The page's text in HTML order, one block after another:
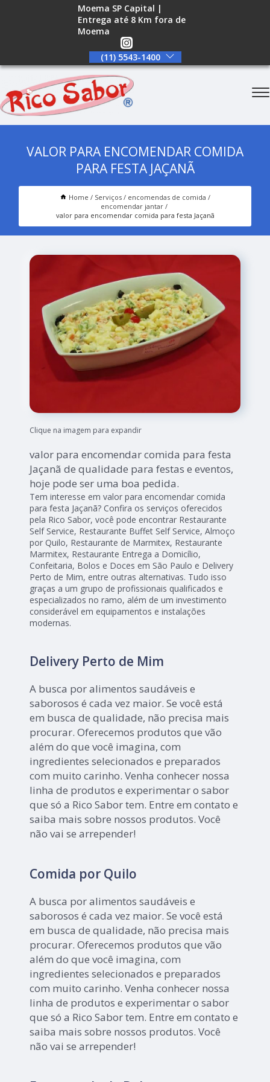
Moema SP Capital |
Entrega até 8 Km fora de
Moema
(11) 5543-1400
VALOR PARA ENCOMENDAR COMIDA
PARA FESTA JAÇANÃ
Home Serviços
encomendas de comida
encomendar jantar
valor para encomendar comida para festa Jaçanã
Clique na imagem para expandir
valor para encomendar comida para festa
Jaçanã de qualidade para festas e eventos,
hoje pode ser uma boa pedida.
Tem interesse em valor para encomendar comida
para festa Jaçanã? Confira os serviços oferecidos
pela Rico Sabor, você pode encontrar Restaurante
Self Service, Restaurante Buffet Self Service, Almoço
por Quilo, Restaurante de Marmitex, Restaurante
Marmitex, Restaurante Entrega a Domicílio,
Confeitaria, Bolos e Doces em São Paulo e Delivery
Perto de Mim, entre outras alternativas. Tudo isso
graças a um grupo de profissionais qualificados e
especializados no ramo, além de um investimento
considerável em equipamentos e instalações
modernas.
Delivery Perto de Mim
A busca por alimentos saudáveis e
saborosos é cada vez maior. Se você está
em busca de qualidade, não precisa mais
procurar. Oferecemos produtos que vão
além do que você imagina, com
ingredientes selecionados e preparados
com muito carinho. Venha conhecer nossa
linha de produtos e experimentar o sabor
que só a Rico Sabor tem. Entre em contato e
saiba mais sobre nossos produtos. Você
não vai se arrepender!
Comida por Quilo
A busca por alimentos saudáveis e
saborosos é cada vez maior. Se você está
em busca de qualidade, não precisa mais
procurar. Oferecemos produtos que vão
além do que você imagina, com
ingredientes selecionados e preparados
com muito carinho. Venha conhecer nossa
linha de produtos e experimentar o sabor
que só a Rico Sabor tem. Entre em contato e
saiba mais sobre nossos produtos. Você
não vai se arrepender!